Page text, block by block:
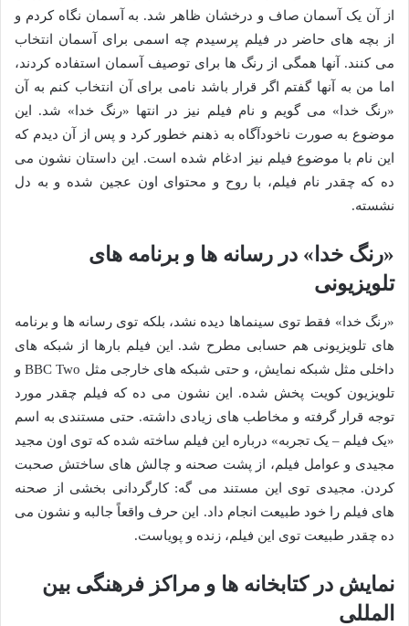
از آن یک آسمان صاف و درخشان ظاهر شد. به آسمان نگاه کردم و
از بچه های حاضر در فیلم پرسیدم چه اسمی برای آسمان انتخاب
می کنند. آنها همگی از رنگ ها برای توصیف آسمان استفاده کردند،
اما من به آنها گفتم اگر قرار باشد نامی برای آن انتخاب کنم به آن
«رنگ خدا» می گویم و نام فیلم نیز در انتها «رنگ خدا» شد. این
موضوع به صورت ناخودآگاه به ذهنم خطور کرد و پس از آن دیدم که
این نام با موضوع فیلم نیز ادغام شده است. این داستان نشون می
ده که چقدر نام فیلم، با روح و محتوای اون عجین شده و به دل
نشسته.
«رنگ خدا» در رسانه ها و برنامه های
تلویزیونی
«رنگ خدا» فقط توی سینماها دیده نشد، بلکه توی رسانه ها و برنامه
های تلویزیونی هم حسابی مطرح شد. این فیلم بارها از شبکه های
داخلی مثل شبکه نمایش، و حتی شبکه های خارجی مثل BBC Two و
تلویزیون کویت پخش شده. این نشون می ده که فیلم چقدر مورد
توجه قرار گرفته و مخاطب های زیادی داشته. حتی مستندی به اسم
«یک فیلم – یک تجربه» درباره این فیلم ساخته شده که توی اون مجید
مجیدی و عوامل فیلم، از پشت صحنه و چالش های ساختش صحبت
کردن. مجیدی توی این مستند می گه: کارگردانی بخشی از صحنه
های فیلم را خود طبیعت انجام داد. این حرف واقعاً جالبه و نشون می
ده چقدر طبیعت توی این فیلم، زنده و پویاست.
نمایش در کتابخانه ها و مراکز فرهنگی بین
المللی